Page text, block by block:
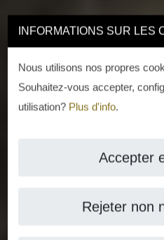
INFORMATIONS SUR LES
Nous utilisons nos propres
Souhaitez-vous accepter,
utilisation? Plus d'info.
Accepter
Rejeter non